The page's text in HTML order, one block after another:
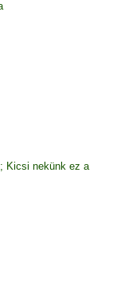
Kicsi nekünk ez a